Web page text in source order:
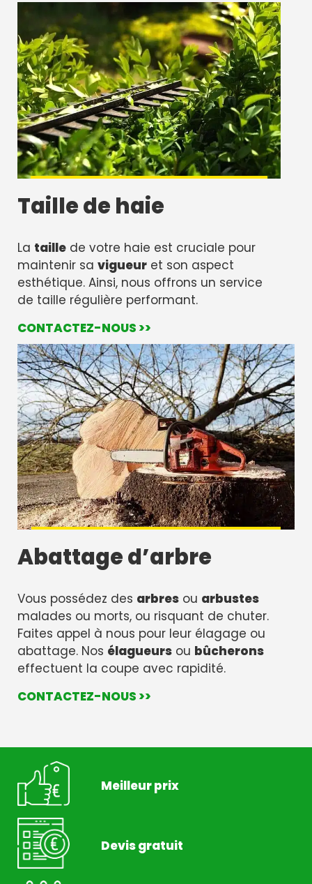
Taille de haie
La taille de votre haie est cruciale pour
maintenir sa vigueur et son aspect
esthétique. Ainsi, nous offrons un service
de taille régulière performant.
CONTACTEZ-NOUS >>
Abattage d’arbre
Vous possédez des arbres ou arbustes
malades ou morts, ou risquant de chuter.
Faites appel à nous pour leur élagage ou
abattage. Nos élagueurs ou bûcherons
effectuent la coupe avec rapidité.
CONTACTEZ-NOUS >>
Meilleur prix
Devis gratuit